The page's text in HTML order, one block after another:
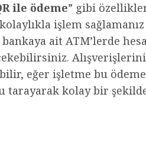
ile ödeme” gibi
işlem
ait ATM’lerde
eğer işletme bu
tarayarak kolay bir